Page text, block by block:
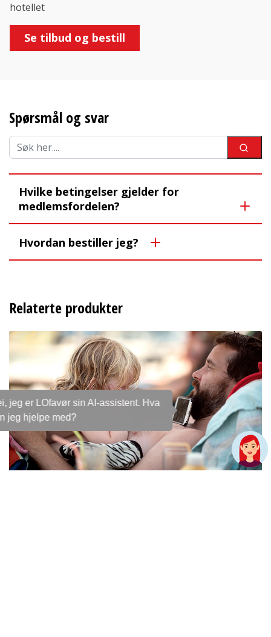
Hei, jeg er LOfavør sin AI-assistent. Hva
kan jeg hjelpe med?
hotellet
Se tilbud og bestill
Spørsmål og svar
Hvilke betingelser gjelder for
medlemsfordelen?
Hvordan bestiller jeg?
Relaterte produkter